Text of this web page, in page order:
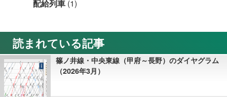
配給列車 (1)
読まれている記事
篠ノ井線・中央東線（甲府～長野）のダイヤグラム
（2026年3月）